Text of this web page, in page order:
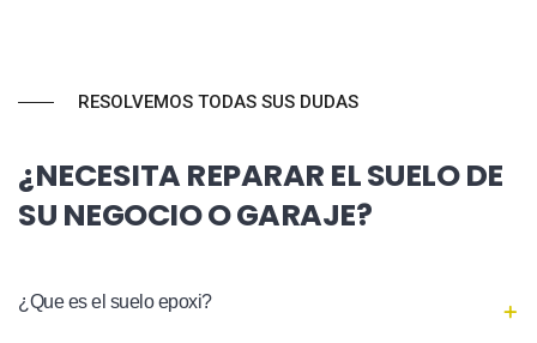
RESOLVEMOS TODAS SUS DUDAS
¿NECESITA REPARAR EL SUELO DE
SU NEGOCIO O GARAJE?
¿Que es el suelo epoxi?